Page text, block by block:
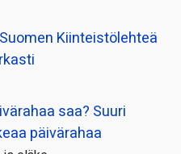
Kiinteistölehteä
saa? Suuri
päivärahaa